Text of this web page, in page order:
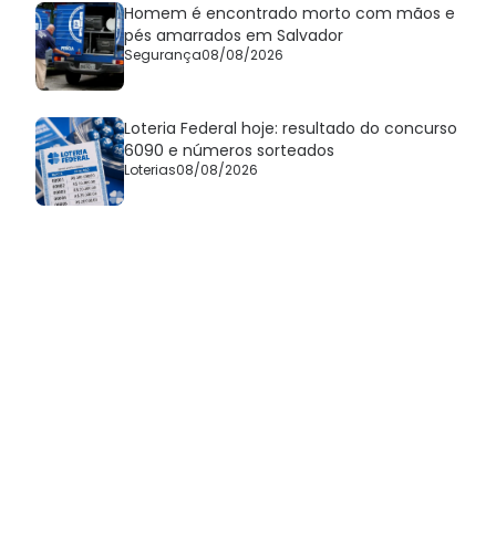
Homem é encontrado morto com mãos e
pés amarrados em Salvador
Segurança08/08/2026
Loteria Federal hoje: resultado do concurso
6090 e números sorteados
Loterias08/08/2026